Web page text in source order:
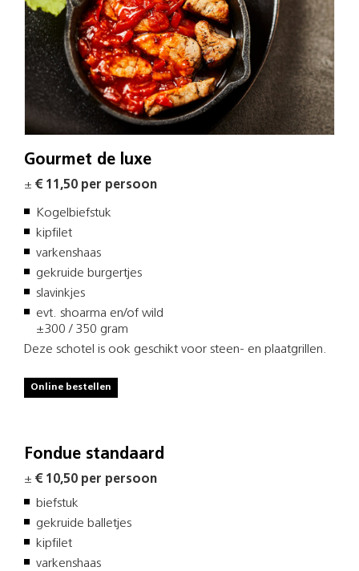
Gourmet de luxe
± € 11,50 per persoon
Kogelbiefstuk
kipfilet
varkenshaas
gekruide burgertjes
slavinkjes
evt. shoarma en/of wild
±300 / 350 gram
Deze schotel is ook geschikt voor steen- en plaatgrillen.
Online bestellen
Fondue standaard
± € 10,50 per persoon
biefstuk
gekruide balletjes
kipfilet
varkenshaas